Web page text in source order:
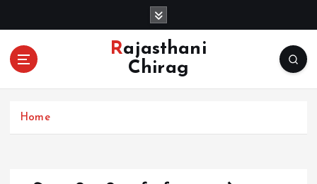
o
Rajasthani
Chirag
Home